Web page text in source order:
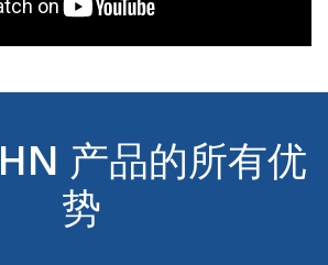
产品的所有优
势